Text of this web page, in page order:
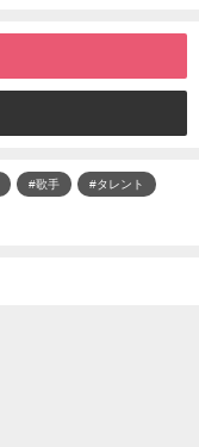
#歌手 #タレント